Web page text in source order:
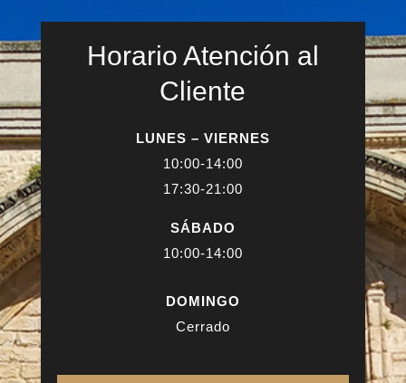
Horario Atención al
Cliente
LUNES – VIERNES
10:00-14:00
17:30-21:00
SÁBADO
10:00-14:00
DOMINGO
Cerrado